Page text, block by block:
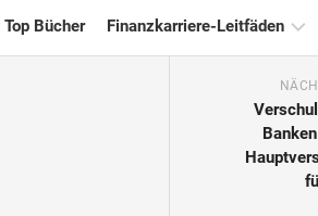
Top Bücher Finanzkarriere-Leitfäden
Finanzzertifizierung